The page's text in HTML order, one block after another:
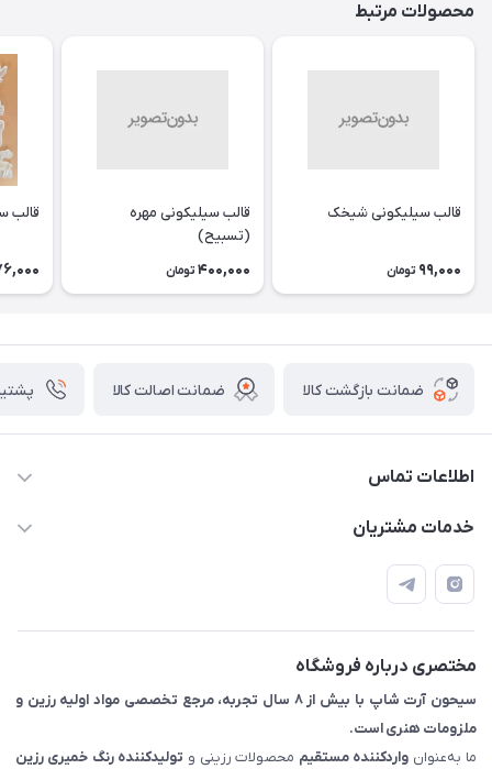
محصولات مرتبط
قالب سیلیکونی شیخک
99,000 تومان
قالب سیلیکونی مهره
(تسبیح)
400,000 تومان
قالب
ضمانت بازگشت کالا ضمانت اصالت کالا
اطلاعات تماس
خدمات مشتریان
📝 قوانین و مقررات
📖 راهنما
مختصری درباره فروشگاه
سیحون آرت شاپ با بیش از ۸ سال تجربه، مرجع تخصصی مواد اولیه رزین و
ملزومات هنری است.
ما به‌عنوان واردکننده مستقیم محصولات رزینی و تولیدکننده رنگ خمیری رزین